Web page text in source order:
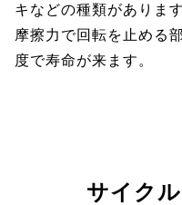
キなどの種類がありま
摩擦力で回転を止める
度で寿命が来ます。
サイク